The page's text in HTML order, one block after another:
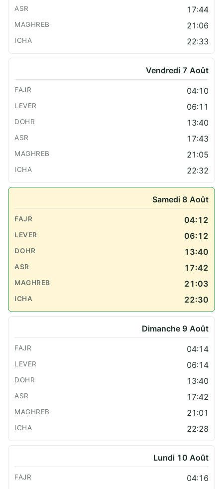
17:44
21:06
22:33
Vendredi 7 Août
04:10
06:11
13:40
17:43
21:05
22:32
Samedi 8 Août
04:12
06:12
13:40
17:42
21:03
22:30
Dimanche 9 Août
04:14
06:14
13:40
17:42
21:01
22:28
Lundi 10 Août
04:16